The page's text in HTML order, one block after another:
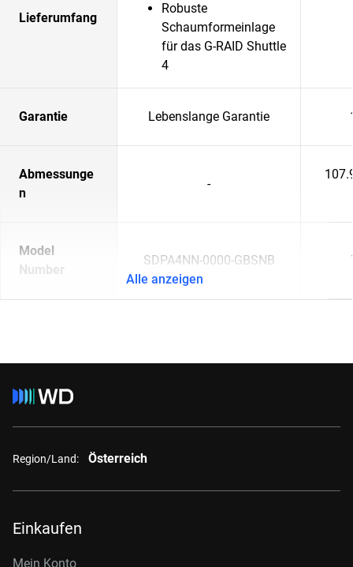
Lieferumfang
Robuste
Schaumformeinlage
für das G-RAID Shuttle
4
Garantie Lebenslange Garantie
Abmessunge
n
-
Model
Number
SDPA4NN-0000-GBSNB
Alle anzeigen
Region/Land: Österreich
Einkaufen
Mein Konto